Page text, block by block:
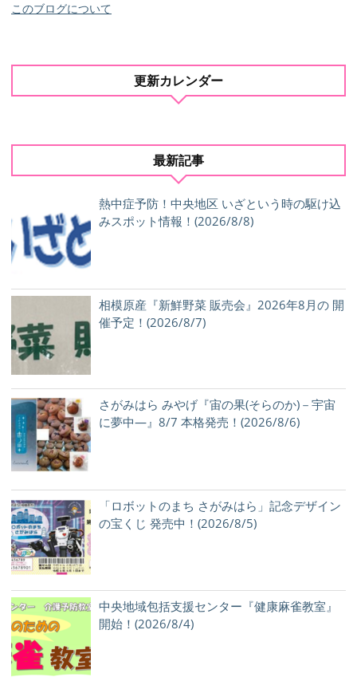
このブログについて
更新カレンダー
最新記事
熱中症予防！中央地区 いざという時の駆け込
みスポット情報！(2026/8/8)
相模原産『新鮮野菜 販売会』2026年8月の 開
催予定！(2026/8/7)
さがみはら みやげ『宙の果(そらのか)－宇宙
に夢中―』8/7 本格発売！(2026/8/6)
「ロボットのまち さがみはら」記念デザイン
の宝くじ 発売中！(2026/8/5)
中央地域包括支援センター『健康麻雀教室』
開始！(2026/8/4)